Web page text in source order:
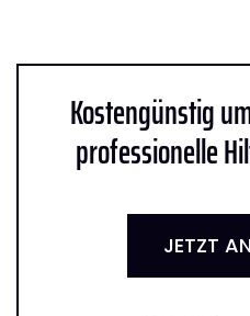
Kostengünstig
professionelle
JETZT